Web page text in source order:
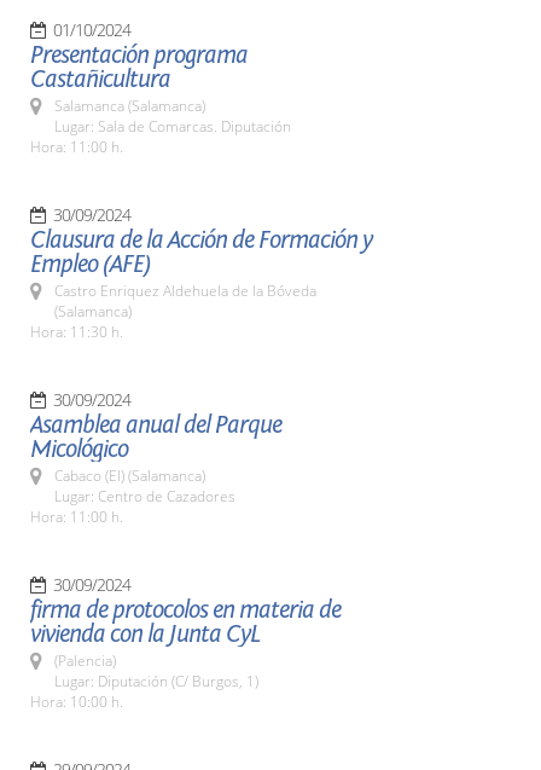
01/10/2024
Presentación programa
Castañicultura
Salamanca (Salamanca)
Lugar: Sala de Comarcas. Diputación
Hora: 11:00 h.
30/09/2024
Clausura de la Acción de Formación y
Empleo (AFE)
Castro Enriquez Aldehuela de la Bóveda
(Salamanca)
Hora: 11:30 h.
30/09/2024
Asamblea anual del Parque
Micológico
Cabaco (El) (Salamanca)
Lugar: Centro de Cazadores
Hora: 11:00 h.
30/09/2024
firma de protocolos en materia de
vivienda con la Junta CyL
(Palencia)
Lugar: Diputación (C/ Burgos, 1)
Hora: 10:00 h.